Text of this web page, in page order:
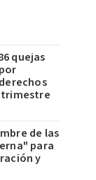
quejas
de las
para
y